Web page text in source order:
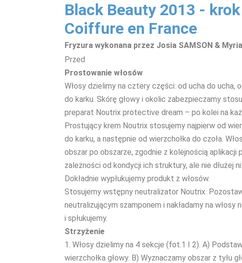
Black Beauty 2013 -
Coiffure en France
Fryzura wykonana przez Josia SAMSON &
Przed
Prostowanie włosów
Włosy dzielimy na cztery części: od ucha do ucha,
do karku. Skórę głowy i okolic zabezpieczamy
preparat Noutrix protective dream – po kolei na
Prostujący krem Noutrix stosujemy najpierw od
do karku, a następnie od wierzchołka do czoła.
obszar po obszarze, zgodnie z kolejnością
zależności od kondycji ich struktury, ale nie dłużej
Dokładnie wypłukujemy produkt z włosów.
Stosujemy wstępny neutralizator Noutrix.
neutralizującym szamponem i nakładamy na
i spłukujemy.
Strzyżenie
1. Włosy dzielimy na 4 sekcje (fot.1 I 2). A)
wierzchołka głowy. B) Wyznaczamy obszar z tyłu